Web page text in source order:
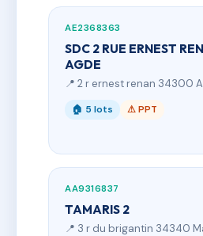
AE2368363
SDC 2 RUE ERNEST
AGDE
📍 2 r ernest renan 34300
🏠 5 lots ⚠ PPT
AA9316837
TAMARIS 2
📍 3 r du brigantin 34340